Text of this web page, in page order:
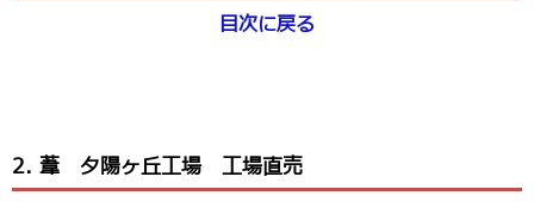
目次に戻る
2. 葦 夕陽ヶ丘工場 工場直売